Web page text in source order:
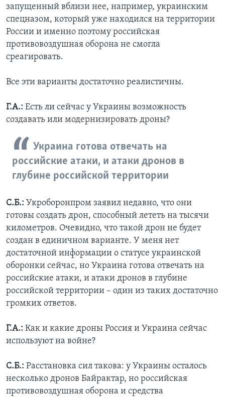
запущенный вблизи нее, например, украинским
спецназом, который уже находился на территории
России и именно поэтому российская
противовоздушная оборона не смогла
среагировать.
Все эти варианты достаточно реалистичны.
Г.А.: Есть ли сейчас у Украины возможность
создавать или модернизировать дроны?
Украина готова отвечать на
российские атаки, и атаки дронов в
глубине российской территории
С.Б.: Укроборонпром заявил недавно, что они
готовы создать дрон, способный лететь на тысячи
километров. Очевидно, что такой дрон не будет
создан в единичном варианте. У меня нет
достаточной информации о статусе украинской
оборонки сейчас, но Украина готова отвечать на
российские атаки, и атаки дронов в глубине
российской территории – один из таких достаточно
громких ответов.
Г.А.: Как и какие дроны Россия и Украина сейчас
используют на войне?
С.Б.: Расстановка сил такова: у Украины осталось
несколько дронов Байрактар, но российская
противовоздушная оборона и средства